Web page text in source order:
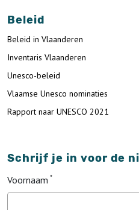
Beleid
Beleid in Vlaanderen
Inventaris Vlaanderen
Unesco-beleid
Vlaamse Unesco nominaties
Rapport naar UNESCO 2021
Schrijf je in voor de
Voornaam